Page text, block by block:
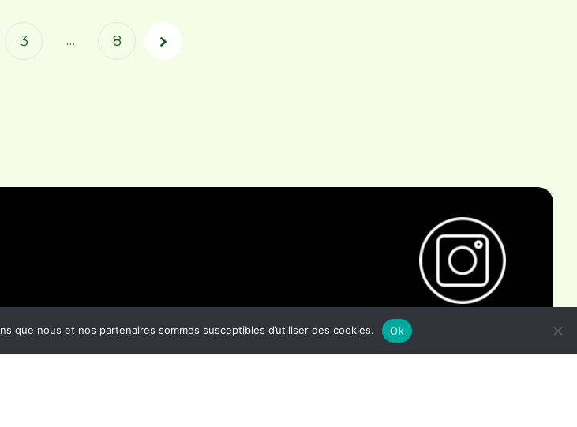
Page
3 … 8
que nous et nos partenaires sommes susceptibles d’utiliser des cookies. Ok